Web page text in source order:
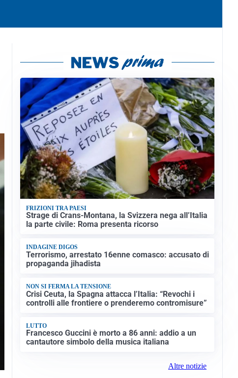
FRIZIONI TRA PAESI
Strage di Crans-Montana, la Svizzera nega all’Italia
la parte civile: Roma presenta ricorso
INDAGINE DIGOS
Terrorismo, arrestato 16enne comasco: accusato di
propaganda jihadista
NON SI FERMA LA TENSIONE
Crisi Ceuta, la Spagna attacca l’Italia: “Revochi i
controlli alle frontiere o prenderemo contromisure”
LUTTO
Francesco Guccini è morto a 86 anni: addio a un
cantautore simbolo della musica italiana
Altre notizie